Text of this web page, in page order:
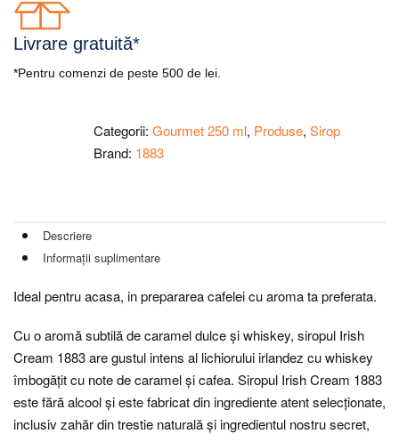
Livrare gratuită*
*Pentru comenzi de peste 500 de lei.
Categorii: Gourmet 250 ml, Produse, Sirop
Brand: 1883
Descriere
Informații suplimentare
Ideal pentru acasa, in prepararea cafelei cu aroma ta preferata.
Cu o aromă subtilă de caramel dulce și whiskey, siropul Irish
Cream 1883 are gustul intens al lichiorului irlandez cu whiskey
îmbogățit cu note de caramel și cafea. Siropul Irish Cream 1883
este fără alcool și este fabricat din ingrediente atent selecționate,
inclusiv zahăr din trestie naturală și ingredientul nostru secret,